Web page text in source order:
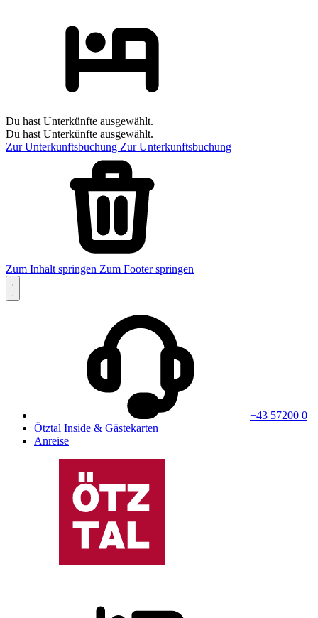
Du hast Unterkünfte ausgewählt.
Du hast Unterkünfte ausgewählt.
Zur Unterkunftsbuchung Zur Unterkunftsbuchung
Zum Inhalt springen Zum Footer springen
+43 57200 0
Ötztal Inside & Gästekarten
Anreise